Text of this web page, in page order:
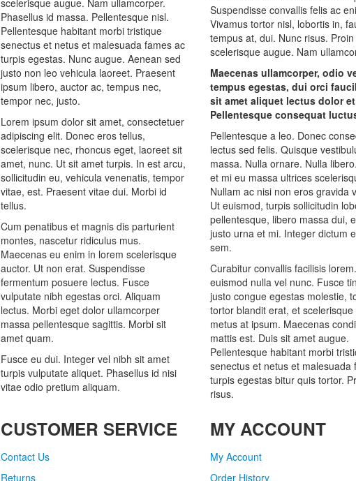
scelerisque augue. Nam ullamcorper.
Phasellus id massa. Pellentesque nisl.
Pellentesque habitant morbi tristique
senectus et netus et malesuada fames ac
turpis egestas. Nunc augue. Aenean sed
justo non leo vehicula laoreet. Praesent
ipsum libero, auctor ac, tempus nec,
tempor nec, justo.
Lorem ipsum dolor sit amet, consectetuer
adipiscing elit. Donec eros tellus,
scelerisque nec, rhoncus eget, laoreet sit
amet, nunc. Ut sit amet turpis. In est arcu,
sollicitudin eu, vehicula venenatis, tempor
vitae, est. Praesent vitae dui. Morbi id
tellus.
Cum penatibus et magnis dis parturient
montes, nascetur ridiculus mus.
Maecenas eu enim in lorem scelerisque
auctor. Ut non erat. Suspendisse
fermentum posuere lectus. Fusce
vulputate nibh egestas orci. Aliquam
lectus. Morbi eget dolor ullamcorper
massa pellentesque sagittis. Morbi sit
amet quam.
Fusce eu dui. Integer vel nibh sit amet
turpis vulputate aliquet. Phasellus id nisi
vitae odio pretium aliquam.
Suspendisse convallis felis ac
Vivamus tortor nisl, lobortis in,
tempus at, dui. Nunc risus. Proin
scelerisque augue. Nam
Maecenas ullamcorper, odio
tempus egestas, dui orci
sit amet aliquet lectus dolor
Pellentesque consequat
Pellentesque a leo. Donec
lectus sed felis. Quisque
massa. Nulla ornare. Nulla
et mi eu massa ultrices
Nullam ac nisi non eros gravida
Ut euismod, turpis sollicitudin
pellentesque, libero massa dui,
justo urna et mi. Integer dictum
sem.
Curabitur convallis facilisis
euismod nulla vel nunc. Fusce
justo congue egestas molestie,
tortor blandit erat, et
metus at ipsum. Maecenas
mattis est. Duis sit amet augue.
Pellentesque habitant morbi
senectus et netus et malesuada
turpis egestas bitur quis tortor.
risus.
CUSTOMER SERVICE
Contact Us
Returns
MY ACCOUNT
My Account
Order History